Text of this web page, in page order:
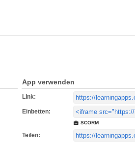
App verwenden
Link:
Einbetten:
SCORM
Teilen: